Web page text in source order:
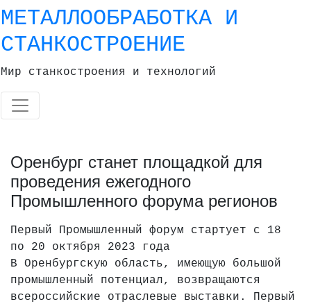
Skip
to
content
МЕТАЛЛООБРАБОТКА И
СТАНКОСТРОЕНИЕ
Мир станкостроения и технологий
Оренбург станет площадкой для
проведения ежегодного
Промышленного форума регионов
Первый Промышленный форум стартует с 18
по 20 октября 2023 года
В Оренбургскую область, имеющую большой
промышленный потенциал, возвращаются
всероссийские отраслевые выставки. Первый